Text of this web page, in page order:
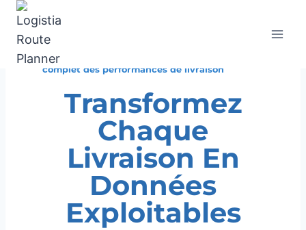
Aller
contenuAnalyses en temps réel de l’optimisation des
itinéraires, rapports personnalisés et suivi
complet des performances de livraison
Transformez
Chaque
Livraison En
Données
Exploitables